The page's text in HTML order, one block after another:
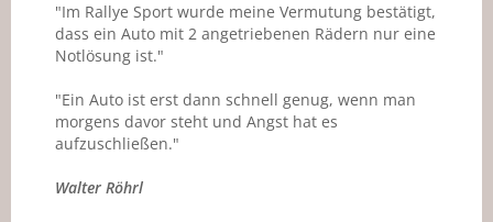
"Im Rallye Sport wurde meine Vermutung bestätigt,
dass ein Auto mit 2 angetriebenen Rädern nur eine
Notlösung ist."
"Ein Auto ist erst dann schnell genug, wenn man
morgens davor steht und Angst hat es
aufzuschließen."
Walter Röhrl